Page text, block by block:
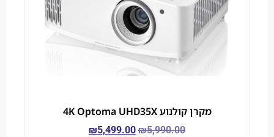
מקרן קולנוע 4K Optoma UHD35X
₪
₪5,499.00